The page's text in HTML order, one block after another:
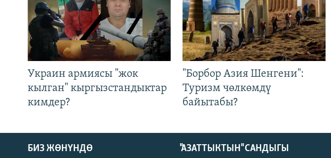
Украин армиясы "жок
кылган" кыргызстандыктар
кимдер?
"Борбор Азия Шенгени":
Туризм чөлкөмдү
байытабы?
БИЗ ЖӨНҮНДӨ "АЗАТТЫКТЫН" САНДЫГЫ